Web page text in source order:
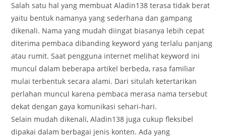
Salah satu hal yang membuat Aladin138 terasa tidak berat
yaitu bentuk namanya yang sederhana dan gampang
dikenali. Nama yang mudah diingat biasanya lebih cepat
diterima pembaca dibanding keyword yang terlalu panjang
atau rumit. Saat pengguna internet melihat keyword ini
muncul dalam beberapa artikel berbeda, rasa familiar
mulai terbentuk secara alami. Dari situlah ketertarikan
perlahan muncul karena pembaca merasa nama tersebut
dekat dengan gaya komunikasi sehari-hari.
Selain mudah dikenali, Aladin138 juga cukup fleksibel
dipakai dalam berbagai jenis konten. Ada yang